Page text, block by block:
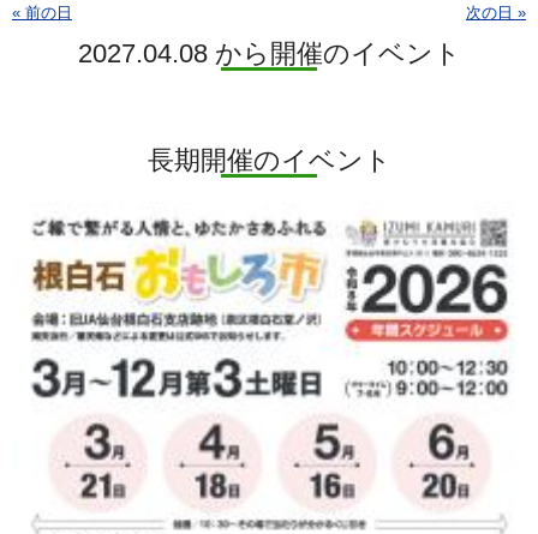
« 前の日 次の日 »
2027.04.08 から開催のイベント
長期開催のイベント